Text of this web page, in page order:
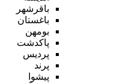
باقرشهر
باغستان
بومهن
پاکدشت
پردیس
پرند
پیشوا